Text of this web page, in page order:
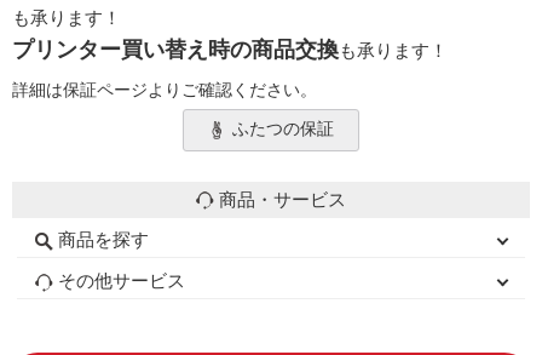
も承ります！
プリンター買い替え時の商品交換も承ります！
詳細は保証ページよりご確認ください。
ふたつの保証
商品・サービス
商品を探す
初心者用セット
キャノンインク
エプソンインク
ブラザーインク
詰め替えインク
互換インクボトル
互換インクカートリッジ
再生インクカートリッジ
トナーカートリッジ
その他サービス